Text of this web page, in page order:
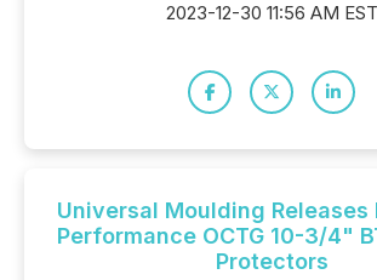
2023-12-30 11:56 AM EST
Universal Moulding Releases
Performance OCTG 10-3/4"
Protectors